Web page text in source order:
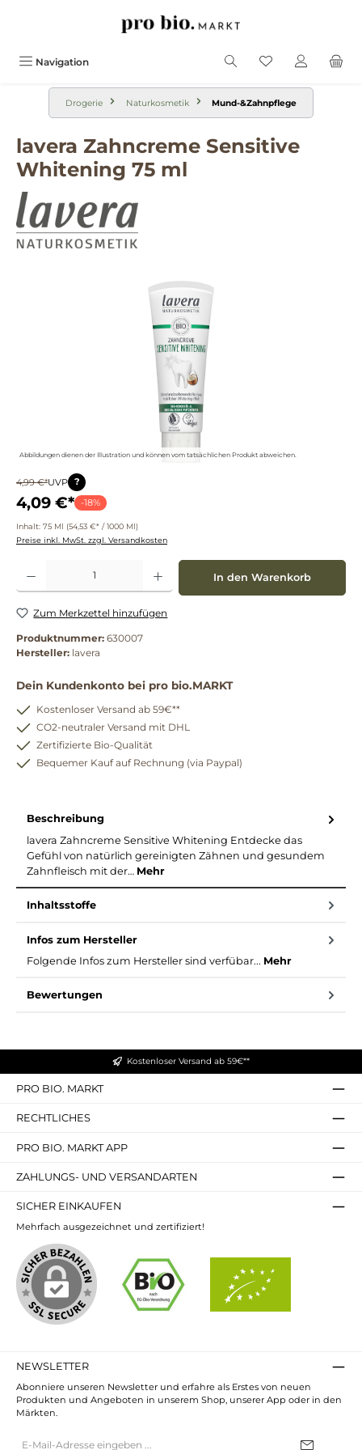
Navigation
Drogerie Naturkosmetik Mund-&Zahnpflege
lavera Zahncreme Sensitive
Whitening 75 ml
Abbildungen dienen der Illustration und können vom tatsächlichen Produkt abweichen.
4,99 €*UVP ?
4,09 €* -18%
Inhalt: 75 Ml (54,53 €* / 1000 Ml)
Preise inkl. MwSt. zzgl. Versandkosten
Produkt Anzahl: Gib den gewünschten Wert ein oder benutze die Schaltflächen um
In den Warenkorb
Zum Merkzettel hinzufügen
Produktnummer: 630007
Hersteller: lavera
Dein Kundenkonto bei pro bio.MARKT
Kostenloser Versand ab 59€**
CO2-neutraler Versand mit DHL
Zertifizierte Bio-Qualität
Bequemer Kauf auf Rechnung (via Paypal)
Beschreibung
lavera Zahncreme Sensitive Whitening Entdecke das
Gefühl von natürlich gereinigten Zähnen und gesundem
Zahnfleisch mit der… Mehr
Inhaltsstoffe
Infos zum Hersteller
Folgende Infos zum Hersteller sind verfübar... Mehr
Bewertungen
Kostenloser Versand ab 59€**
PRO BIO. MARKT
RECHTLICHES
PRO BIO. MARKT APP
ZAHLUNGS- UND VERSANDARTEN
SICHER EINKAUFEN
Mehrfach ausgezeichnet und zertifiziert!
NEWSLETTER
Abonniere unseren Newsletter und erfahre als Erstes von neuen
Produkten und Angeboten in unserem Shop, unserer App oder in den
Märkten.
Mail-